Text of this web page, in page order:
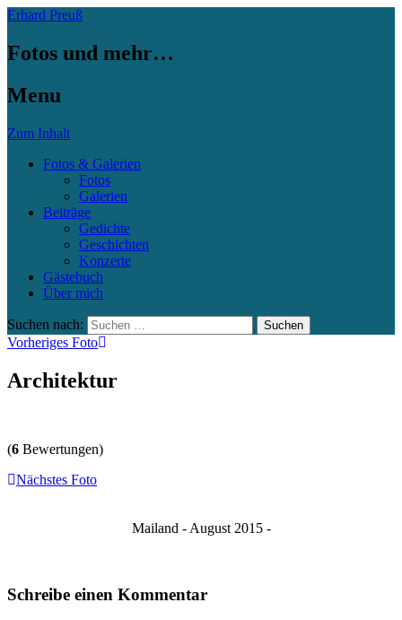
Erhard Preuß
Fotos und mehr…
Menu
Zum Inhalt
Fotos & Galerien
Fotos
Galerien
Beiträge
Gedichte
Geschichten
Konzerte
Gästebuch
Über mich
Suchen nach:
Vorheriges Foto
Architektur
(6 Bewertungen)
Nächstes Foto
Mailand - August 2015 -
Schreibe einen Kommentar